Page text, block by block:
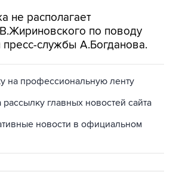
не располагает
по поводу
пресс-службы А.Богданова.
на профессиональную ленту
главных новостей сайта
новости в официальном